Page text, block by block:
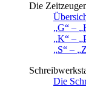
Die
G
–
K
–
S
–
Z
Die